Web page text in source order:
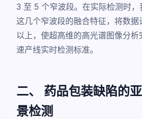
3 至 5 个窄波段。在实际检测时，
这几个窄波段的融合特征，将数
以上，使超高维的高光谱图像分
速产线实时检测标准。
二、 药品包装缺陷的
景检测